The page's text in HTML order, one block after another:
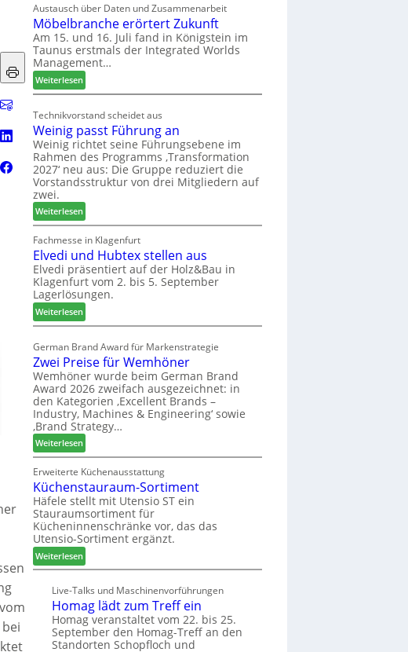
e
u
c
o
l
d
z
u
r
H
a
s
m
s
s
e
Austausch über Daten und Zusammenarbeit
Möbelbranche erörtert Zukunft
Am 15. und 16. Juli fand in Königstein im
Taunus erstmals der Integrated Worlds
Management…
Weiterlesen:
M
b
e
l
b
r
n
c
h
e
r
ö
r
t
r
t
Z
u
k
u
n
f
t
Technikvorstand scheidet aus
Weinig passt Führung an
Weinig richtet seine Führungsebene im
Rahmen des Programms ‚Transformation
2027‘ neu aus: Die Gruppe reduziert die
Vorstandsstruktur von drei Mitgliedern auf
zwei.
Weiterlesen:
W
e
i
n
i
g
a
s
t
F
ü
h
r
u
n
a
n
Fachmesse in Klagenfurt
Elvedi und Hubtex stellen aus
Elvedi präsentiert auf der Holz&Bau in
Klagenfurt vom 2. bis 5. September
Lagerlösungen.
Weiterlesen:
E
v
e
d
i
u
n
d
H
u
t
e
x
s
t
e
l
e
n
a
German Brand Award für Markenstrategie
Zwei Preise für Wemhöner
Wemhöner wurde beim German Brand
Award 2026 zweifach ausgezeichnet: in
den Kategorien ‚Excellent Brands –
Industry, Machines & Engineering‘ sowie
‚Brand Strategy…
Weiterlesen:
Z
w
e
i
P
r
e
i
s
f
ü
r
W
Erweiterte Küchenausstattung
Küchenstauraum-Sortiment
Häfele stellt mit Utensio ST ein
Stauraumsortiment für
Kücheninnenschränke vor, das das
Utensio-Sortiment ergänzt.
Weiterlesen:
K
c
h
e
n
Live-Talks und Maschinenvorführungen
Homag lädt zum Treff ein
Homag veranstaltet vom 22. bis 25.
September den Homag-Treff an den
Standorten Schopfloch und